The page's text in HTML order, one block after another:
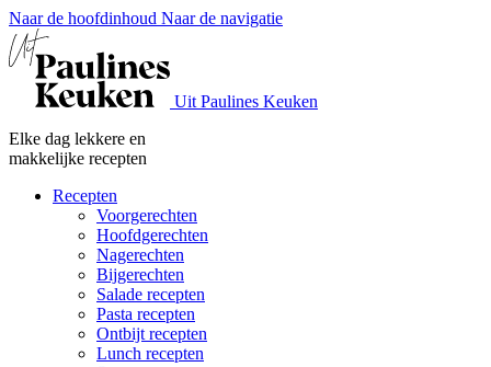
Naar de hoofdinhoud Naar de navigatie
Uit Paulines Keuken
Elke dag lekkere en
makkelijke recepten
Recepten
Voorgerechten
Hoofdgerechten
Nagerechten
Bijgerechten
Salade recepten
Pasta recepten
Ontbijt recepten
Lunch recepten